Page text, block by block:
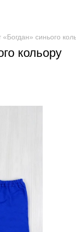
синього
кольору